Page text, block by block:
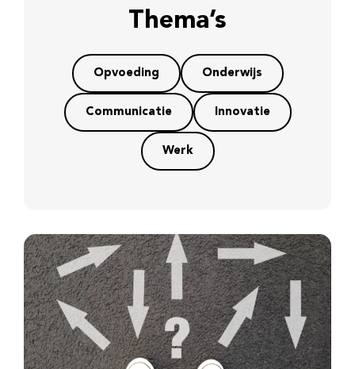
Thema’s
Opvoeding Onderwijs
Communicatie Innovatie
Werk